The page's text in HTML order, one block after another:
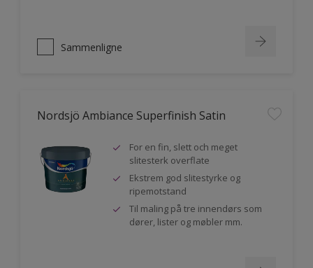
Sammenligne
Nordsjö Ambiance Superfinish Satin
For en fin, slett och meget
slitesterk overflate
Ekstrem god slitestyrke og
ripemotstand
Til maling på tre innendørs som
dører, lister og møbler mm.